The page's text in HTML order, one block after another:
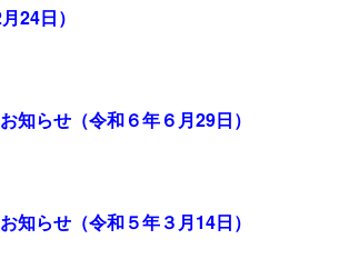
24日）
らせ（令和６年６月29日）
らせ（令和５年３月14日）